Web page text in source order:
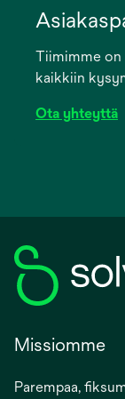
newTiimimme on
kaikkiin
Ota yhteyttä
Missiomme
Parempaa,